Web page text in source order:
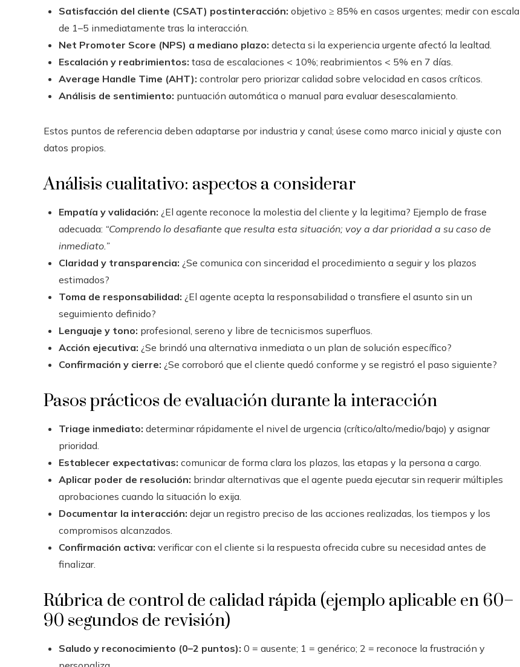
Satisfacción del cliente (CSAT) postinteracción: objetivo ≥ 85% en casos urgentes; medir con escala
de 1–5 inmediatamente tras la interacción.
Net Promoter Score (NPS) a mediano plazo: detecta si la experiencia urgente afectó la lealtad.
Escalación y reabrimientos: tasa de escalaciones < 10%; reabrimientos < 5% en 7 días.
Average Handle Time (AHT): controlar pero priorizar calidad sobre velocidad en casos críticos.
Análisis de sentimiento: puntuación automática o manual para evaluar desescalamiento.
Estos puntos de referencia deben adaptarse por industria y canal; úsese como marco inicial y ajuste con
datos propios.
Análisis cualitativo: aspectos a considerar
Empatía y validación: ¿El agente reconoce la molestia del cliente y la legitima? Ejemplo de frase
adecuada: “Comprendo lo desafiante que resulta esta situación; voy a dar prioridad a su caso de
inmediato.”
Claridad y transparencia: ¿Se comunica con sinceridad el procedimiento a seguir y los plazos
estimados?
Toma de responsabilidad: ¿El agente acepta la responsabilidad o transfiere el asunto sin un
seguimiento definido?
Lenguaje y tono: profesional, sereno y libre de tecnicismos superfluos.
Acción ejecutiva: ¿Se brindó una alternativa inmediata o un plan de solución específico?
Confirmación y cierre: ¿Se corroboró que el cliente quedó conforme y se registró el paso siguiente?
Pasos prácticos de evaluación durante la interacción
Triage inmediato: determinar rápidamente el nivel de urgencia (crítico/alto/medio/bajo) y asignar
prioridad.
Establecer expectativas: comunicar de forma clara los plazos, las etapas y la persona a cargo.
Aplicar poder de resolución: brindar alternativas que el agente pueda ejecutar sin requerir múltiples
aprobaciones cuando la situación lo exija.
Documentar la interacción: dejar un registro preciso de las acciones realizadas, los tiempos y los
compromisos alcanzados.
Confirmación activa: verificar con el cliente si la respuesta ofrecida cubre su necesidad antes de
finalizar.
Rúbrica de control de calidad rápida (ejemplo aplicable en 60–
90 segundos de revisión)
Saludo y reconocimiento (0–2 puntos): 0 = ausente; 1 = genérico; 2 = reconoce la frustración y